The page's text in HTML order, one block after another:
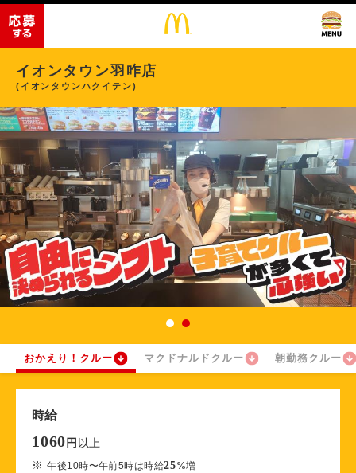
イオンタウン羽咋店
(イオンタウンハクイテン)
おかえり！クルー マクドナルドクルー 朝勤務クルー
時給
1060 円 以上
※午後10時〜午前5時は時給25%増